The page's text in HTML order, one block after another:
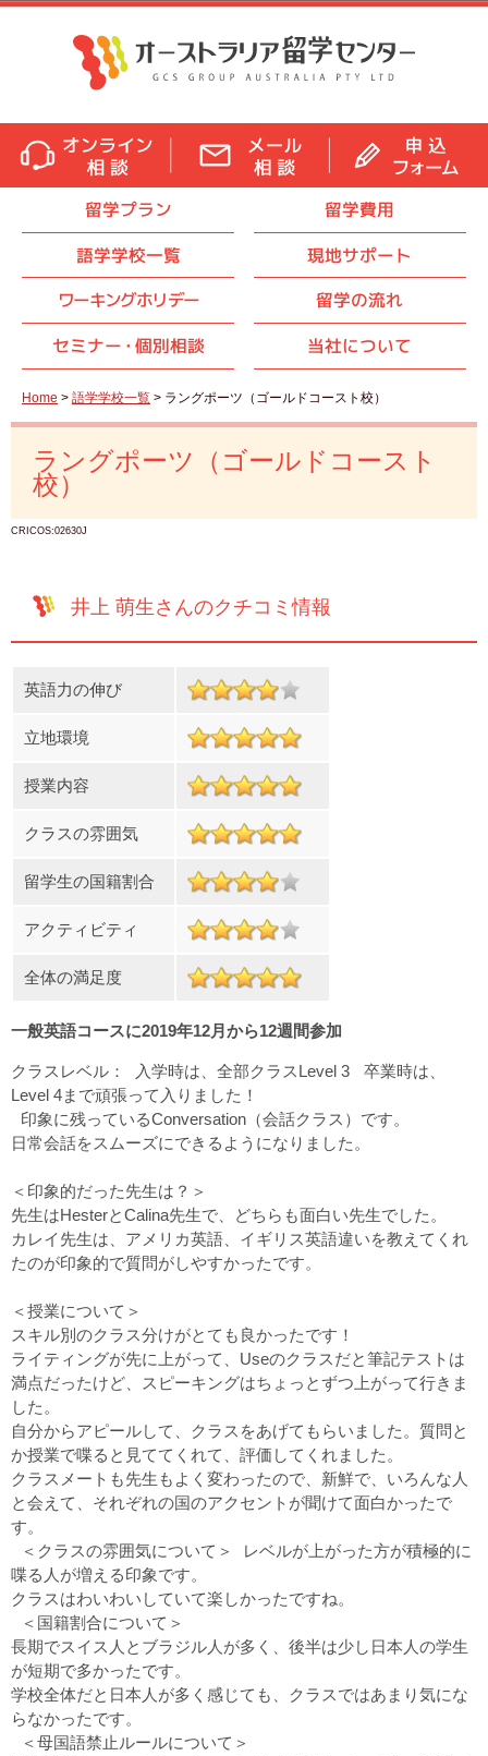
留学プラン
留学費用
語学学校一覧
現地サポート
ワーキングホリデー
留学の流れ
セミナー・ 個別相談 当社について
Home > 語学学校一覧 > ラングポーツ（ゴールドコースト校）
ラングポーツ（ゴールドコースト
校）
CRICOS:02630J
井上 萌生さんのクチコミ情報
英語力の伸び
立地環境
授業内容
クラスの雰囲気
留学生の国籍割合
アクティビティ
全体の満足度
一般英語コースに2019年12月から12週間参加
クラスレベル： 入学時は、全部クラスLevel 3 卒業時は、
Level 4まで頑張って入りました！
印象に残っているConversation（会話クラス）です。
日常会話をスムーズにできるようになりました。
＜印象的だった先生は？＞
先生はHesterとCalina先生で、どちらも面白い先生でした。
カレイ先生は、アメリカ英語、イギリス英語違いを教えてくれ
たのが印象的で質問がしやすかったです。
＜授業について＞
スキル別のクラス分けがとても良かったです！
ライティングが先に上がって、Useのクラスだと筆記テストは
満点だったけど、スピーキングはちょっとずつ上がって行きま
した。
自分からアピールして、クラスをあげてもらいました。質問と
か授業で喋ると見ててくれて、評価してくれました。
クラスメートも先生もよく変わったので、新鮮で、いろんな人
と会えて、それぞれの国のアクセントが聞けて面白かったで
す。
＜クラスの雰囲気について＞ レベルが上がった方が積極的に
喋る人が増える印象です。
クラスはわいわいしていて楽しかったですね。
＜国籍割合について＞
長期でスイス人とブラジル人が多く、後半は少し日本人の学生
が短期で多かったです。
学校全体だと日本人が多く感じても、クラスではあまり気にな
らなかったです。
＜母国語禁止ルールについて＞